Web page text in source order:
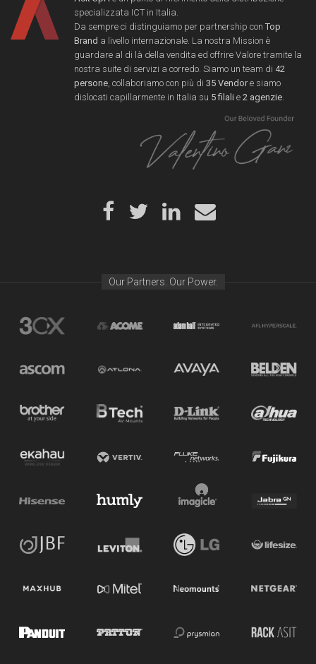
specializzata ICT in Italia.
Da sempre ci distinguiamo per partnership con Top
Brand a livello internazionale. La nostra Mission è
guardare al di là della vendita ed offrire Valore tramite la
nostra suite di servizi a corredo. Siamo un team di 42
persone, collaboriamo con più di 35 Vendore siamo
dislocati capillarmente in Italia su 5 filali e 2 agenzie.